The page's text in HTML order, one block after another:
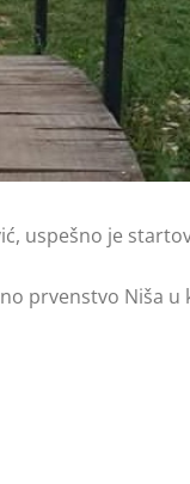
uspešno je
prvenstvo Niša